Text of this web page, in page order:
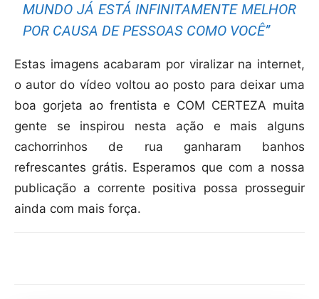
MUNDO JÁ ESTÁ INFINITAMENTE MELHOR
POR CAUSA DE PESSOAS COMO VOCÊ”
Estas imagens acabaram por viralizar na internet,
o autor do vídeo voltou ao posto para deixar uma
boa gorjeta ao frentista e COM CERTEZA muita
gente se inspirou nesta ação e mais alguns
cachorrinhos de rua ganharam banhos
refrescantes grátis. Esperamos que com a nossa
publicação a corrente positiva possa prosseguir
ainda com mais força.